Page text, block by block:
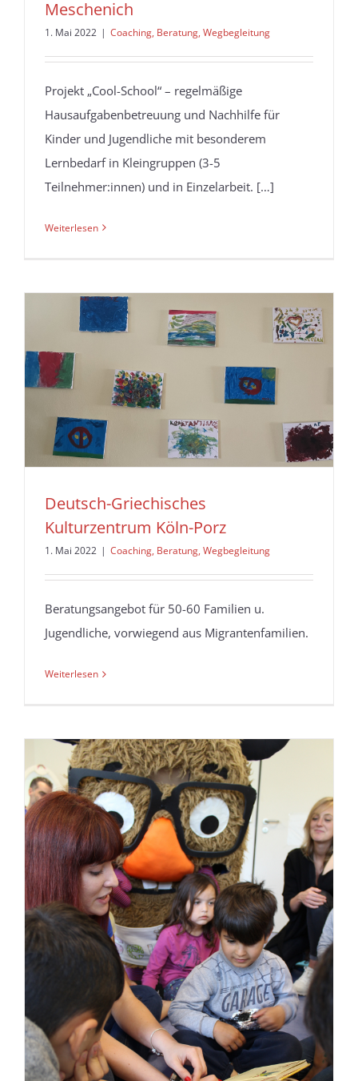
Meschenich
1. Mai 2022 | Coaching, Beratung, Wegbegleitung
Projekt „Cool-School“ – regelmäßige
Hausaufgabenbetreuung und Nachhilfe für
Kinder und Jugendliche mit besonderem
Lernbedarf in Kleingruppen (3-5
Teilnehmer:innen) und in Einzelarbeit. […]
Weiterlesen
Deutsch-Griechisches
Kulturzentrum Köln-Porz
1. Mai 2022 | Coaching, Beratung, Wegbegleitung
Beratungsangebot für 50-60 Familien u.
Jugendliche, vorwiegend aus Migrantenfamilien.
Weiterlesen